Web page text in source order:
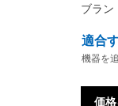
ブラン
適合
機器を
価